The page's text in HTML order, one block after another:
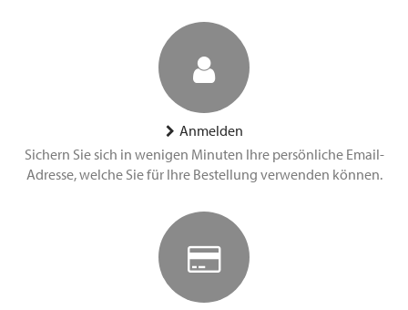
Anmelden
Sichern Sie sich in wenigen Minuten Ihre persönliche Email-
Adresse, welche Sie für Ihre Bestellung verwenden können.